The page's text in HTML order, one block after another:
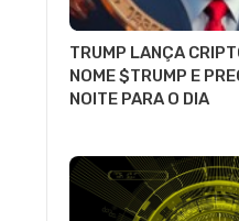
TRUMP LANÇA
NOME $TRUMP E
NOITE PARA O DIA